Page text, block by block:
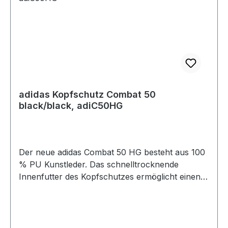
adidas Kopfschutz Combat 50
black/black, adiC50HG
Der neue adidas Combat 50 HG besteht aus 100
% PU Kunstleder. Das schnelltrocknende
Innenfutter des Kopfschutzes ermöglicht einen